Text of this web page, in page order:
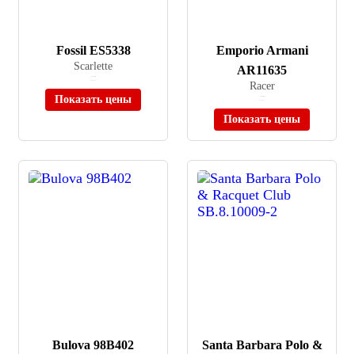
Fossil ES5338
Scarlette
Показать цены
Emporio Armani
AR11635
Racer
Показать цены
Bulova 98B402
Santa Barbara Polo &